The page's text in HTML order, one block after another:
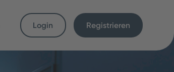
Login Registrieren